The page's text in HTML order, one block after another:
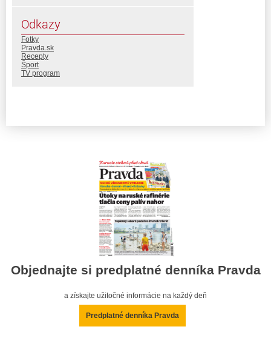
Odkazy
Fotky
Pravda.sk
Recepty
Šport
TV program
Objednajte si predplatné denníka Pravda
a získajte užitočné informácie na každý deň
Predplatné denníka Pravda